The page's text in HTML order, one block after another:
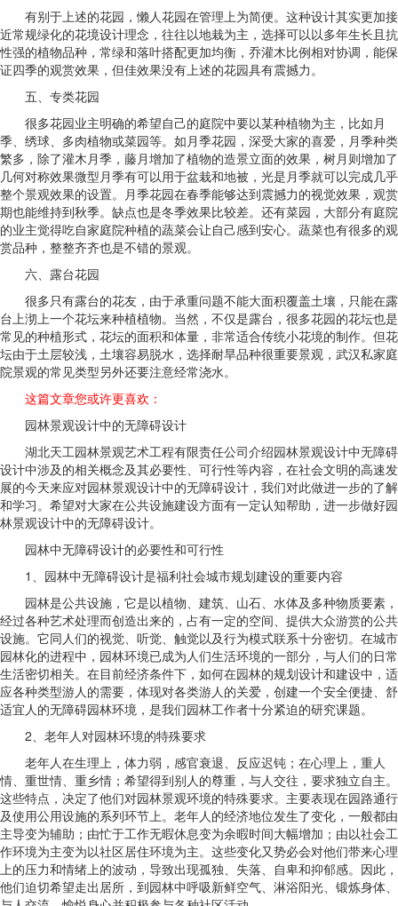
有别于上述的花园，懒人花园在管理上为简便。这种设计其实更加接
近常规绿化的花境设计理念，往往以地栽为主，选择可以以多年生长且抗
性强的植物品种，常绿和落叶搭配更加均衡，乔灌木比例相对协调，能保
证四季的观赏效果，但佳效果没有上述的花园具有震撼力。
五、专类花园
很多花园业主明确的希望自己的庭院中要以某种植物为主，比如月
季、绣球、多肉植物或菜园等。如月季花园，深受大家的喜爱，月季种类
繁多，除了灌木月季，藤月增加了植物的造景立面的效果，树月则增加了
几何对称效果微型月季有可以用于盆栽和地被，光是月季就可以完成几乎
整个景观效果的设置。月季花园在春季能够达到震撼力的视觉效果，观赏
期也能维持到秋季。缺点也是冬季效果比较差。还有菜园，大部分有庭院
的业主觉得吃自家庭院种植的蔬菜会让自己感到安心。蔬菜也有很多的观
赏品种，整整齐齐也是不错的景观。
六、露台花园
很多只有露台的花友，由于承重问题不能大面积覆盖土壤，只能在露
台上沏上一个花坛来种植植物。当然，不仅是露台，很多花园的花坛也是
常见的种植形式，花坛的面积和体量，非常适合传统小花境的制作。但花
坛由于土层较浅，土壤容易脱水，选择耐旱品种很重要景观，武汉私家庭
院景观的常见类型另外还要注意经常浇水。
这篇文章您或许更喜欢：
园林景观设计中的无障碍设计
湖北天工园林景观艺术工程有限责任公司介绍园林景观设计中无障碍
设计中涉及的相关概念及其必要性、可行性等内容，在社会文明的高速发
展的今天来应对园林景观设计中的无障碍设计，我们对此做进一步的了解
和学习。希望对大家在公共设施建设方面有一定认知帮助，进一步做好园
林景观设计中的无障碍设计。
园林中无障碍设计的必要性和可行性
1、园林中无障碍设计是福利社会城市规划建设的重要内容
园林是公共设施，它是以植物、建筑、山石、水体及多种物质要素，
经过各种艺术处理而创造出来的，占有一定的空间、提供大众游赏的公共
设施。它同人们的视觉、听觉、触觉以及行为模式联系十分密切。在城市
园林化的进程中，园林环境已成为人们生活环境的一部分，与人们的日常
生活密切相关。在目前经济条件下，如何在园林的规划设计和建设中，适
应各种类型游人的需要，体现对各类游人的关爱，创建一个安全便捷、舒
适宜人的无障碍园林环境，是我们园林工作者十分紧迫的研究课题。
2、老年人对园林环境的特殊要求
老年人在生理上，体力弱，感官衰退、反应迟钝；在心理上，重人
情、重世情、重乡情；希望得到别人的尊重，与人交往，要求独立自主。
这些特点，决定了他们对园林景观环境的特殊要求。主要表现在园路通行
及使用公用设施的系列环节上。老年人的经济地位发生了变化，一般都由
主导变为辅助；由忙于工作无暇休息变为余暇时间大幅增加；由以社会工
作环境为主变为以社区居住环境为主。这些变化又势必会对他们带来心理
上的压力和情绪上的波动，导致出现孤独、失落、自卑和抑郁感。因此，
他们迫切希望走出居所，到园林中呼吸新鲜空气、淋浴阳光、锻炼身体、